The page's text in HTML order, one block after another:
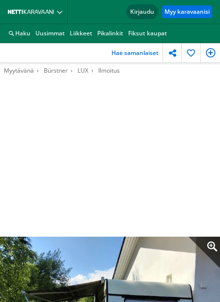
Kirjaudu Myy karavaanisi
Haku Uusimmat Liikkeet Pikalinkit Fiksut kaupat
Hae samanlaiset
Myytävänä Bürstner LUX Ilmoitus